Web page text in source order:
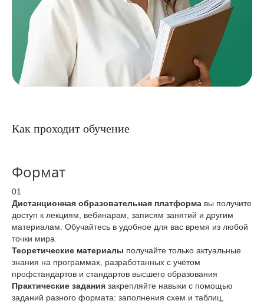
Как проходит обучение
Формат
01
Дистанционная образовательная платформа вы получите
доступ к лекциям, вебинарам, записям занятий и другим
материалам. Обучайтесь в удобное для вас время из любой
точки мира
Теоретические материалы получайте только актуальные
знания на программах, разработанных с учётом
профстандартов и стандартов высшего образования
Практические задания закрепляйте навыки с помощью
заданий разного формата: заполнения схем и таблиц,